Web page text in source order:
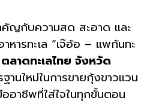
คัญกับความสด สะอาด และ
หารทะเล “เจ๊อ้อ – แพกันทะ
ตลาดทะเลไทย จังหวัด
านใหม่ในการขายกุ้งขาวแวน
อาชีพที่ใส่ใจในทุกขั้นตอน